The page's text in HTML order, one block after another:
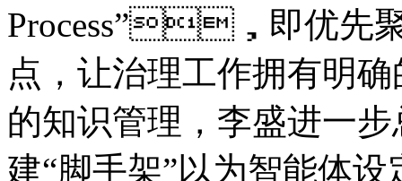
Process”，即优先
点，让治理工作拥有
的知识管理，李盛进
建“脚手架”以为智能体设